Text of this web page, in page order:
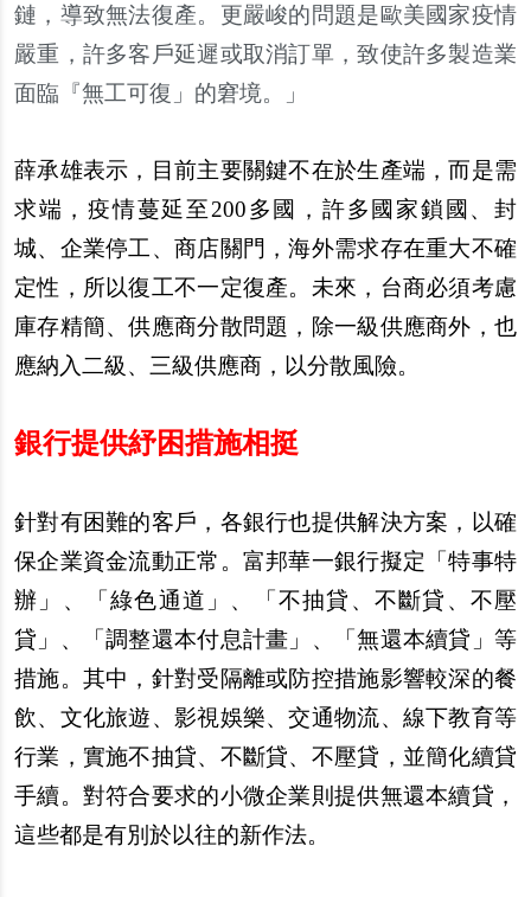
鏈，導致無法復產。更嚴峻的問題是歐美國家疫情
嚴重，許多客 戶延遲或取消訂單，致使許多製造業
面臨『無工可復」的窘境。」
薛承雄表示，目前主要關鍵不在於生 產端，而是需
求端，疫情蔓延至200多國，許多國家鎖國、封
城、企業停工、商店關門，海外需求存在重大不確
定性，所以復工不一定復產。未來，台商必須考慮
庫存精簡、供應商分散問題，除一級供應商外，也
應納入二級、三級供應商，以分散風險。
銀行提供紓困措施相挺
針對有困難的客戶 ，各銀行也提供解決方案，以確
保企業資金流動正常。富邦華一銀行擬定「特事特
辦 」、「綠色通道」、「不抽貸、不斷貸、不壓
貸」、「調整還本付息計畫」、「無還本續貸」等
措施。其中，針對受隔離或防控措施影響較深的餐
飲、文化旅遊、影視娛樂、交通物流、線下教育等
行業，實施不抽貸、不斷貸、不壓貸，並簡化續貸
手續。對符合要求的小微企業則提供無還本續貸，
這些都是有別於以往的新作法。